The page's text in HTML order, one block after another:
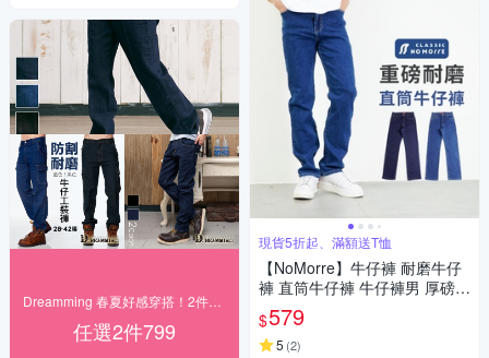
任選2件799
現貨5折起、滿額送T恤
【NoMorre】牛仔褲 耐磨牛仔
褲 直筒牛仔褲 牛仔褲男 厚磅耐
磨 重磅水洗彈力牛仔布 2色 L-5
L 台灣現貨 #3826
$579
5 (2)